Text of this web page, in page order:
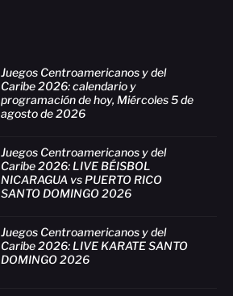
Juegos Centroamericanos y del
Caribe 2026: calendario y
programación de hoy, Miércoles 5 de
agosto de 2026
Juegos Centroamericanos y del
Caribe 2026: LIVE BÉISBOL
NICARAGUA vs PUERTO RICO
SANTO DOMINGO 2026
Juegos Centroamericanos y del
Caribe 2026: LIVE KARATE SANTO
DOMINGO 2026